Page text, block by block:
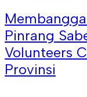
Pinrang
Volunteers
Provinsi